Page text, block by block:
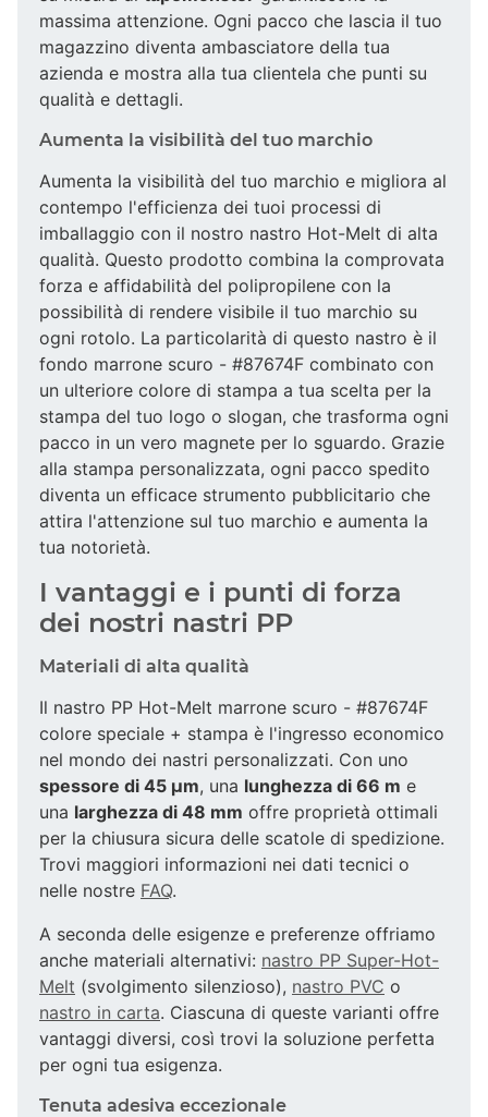
massima attenzione. Ogni pacco che lascia il tuo
magazzino diventa ambasciatore della tua
azienda e mostra alla tua clientela che punti su
qualità e dettagli.
Aumenta la visibilità del tuo marchio
Aumenta la visibilità del tuo marchio e migliora al
contempo l'efficienza dei tuoi processi di
imballaggio con il nostro nastro Hot-Melt di alta
qualità. Questo prodotto combina la comprovata
forza e affidabilità del polipropilene con la
possibilità di rendere visibile il tuo marchio su
ogni rotolo. La particolarità di questo nastro è il
fondo marrone scuro - #87674F combinato con
un ulteriore colore di stampa a tua scelta per la
stampa del tuo logo o slogan, che trasforma ogni
pacco in un vero magnete per lo sguardo. Grazie
alla stampa personalizzata, ogni pacco spedito
diventa un efficace strumento pubblicitario che
attira l'attenzione sul tuo marchio e aumenta la
tua notorietà.
I vantaggi e i punti di forza
dei nostri nastri PP
Materiali di alta qualità
Il nastro PP Hot-Melt marrone scuro - #87674F
colore speciale + stampa è l'ingresso economico
nel mondo dei nastri personalizzati. Con uno
spessore di 45 µm, una lunghezza di 66 m e
una larghezza di 48 mm offre proprietà ottimali
per la chiusura sicura delle scatole di spedizione.
Trovi maggiori informazioni nei dati tecnici o
nelle nostre FAQ.
A seconda delle esigenze e preferenze offriamo
anche materiali alternativi: nastro PP Super-Hot-
Melt (svolgimento silenzioso), nastro PVC o
nastro in carta. Ciascuna di queste varianti offre
vantaggi diversi, così trovi la soluzione perfetta
per ogni tua esigenza.
Tenuta adesiva eccezionale